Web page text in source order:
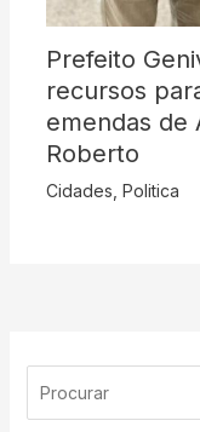
Prefeito
recursos
emendas de
Roberto
Cidades Politica